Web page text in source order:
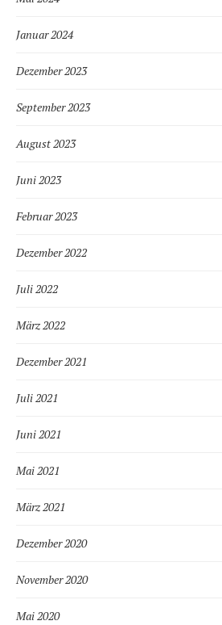
Januar 2024
Dezember 2023
September 2023
August 2023
Juni 2023
Februar 2023
Dezember 2022
Juli 2022
März 2022
Dezember 2021
Juli 2021
Juni 2021
Mai 2021
März 2021
Dezember 2020
November 2020
Mai 2020